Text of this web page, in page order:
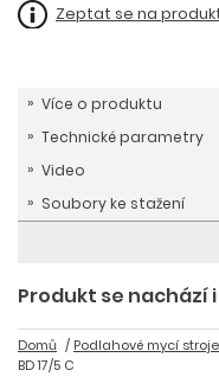
Zeptat se na
Více o produktu
Technické parametry
Video
Soubory ke stažení
Produkt se nachází
Domů Podlahové mycí stroje
BD 17/5 C